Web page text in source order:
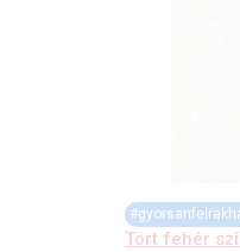
Tört fehér